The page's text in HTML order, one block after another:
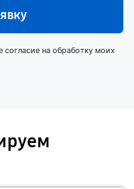
на обработку моих